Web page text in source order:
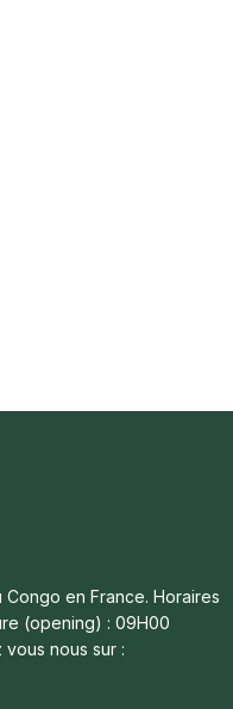
en France. Horaires
(opening) : 09H00
nous sur :